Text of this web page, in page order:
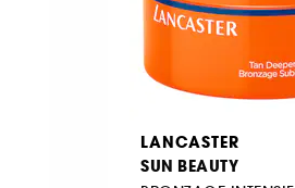
LANCASTER
SUN BEAUTY